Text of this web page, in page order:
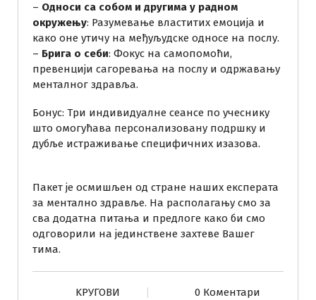
о
с
н
о
в
н
г
п
а
т
а
п
с
х
о
– Односи са собом и другима у радном
окружењу: Разумевање властитих емоција и
како оне утичу на међуљудске односе на послу.
– Брига о себи: Фокус на самопомоћи,
превенцији сагоревања на послу и одржавању
менталног здравља.
Бонус: Три индивидуалне сеансе по учеснику
што омогућава персонализовану подршку и
дубље истраживање специфичних изазова.
Пакет је осмишљен од стране наших експерата
за ментално здравље. На располагању смо за
сва додатна питања и предлоге како би смо
одговорили на јединствене захтеве Вашег
тима.
KРУГОВИ 0 Коментари